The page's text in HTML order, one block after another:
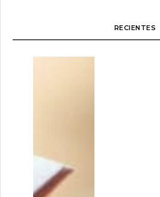
RECIENTES